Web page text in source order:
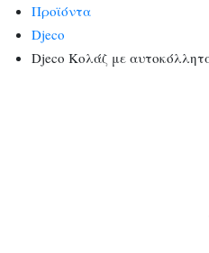
Προϊόντα
Djeco
Djeco Κολάζ με